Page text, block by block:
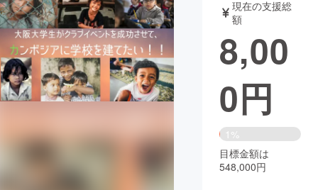
テクノロジー・ガジェット
映像・映画 書籍・雑誌
ビジネス・起業 チャレンジ
まちづくり・地域活性化
CAMPFIRE for Social Good
CAMPFIRE Creation
現在の支援総
額
8,00
0円
1%
目標金額は
548,000円